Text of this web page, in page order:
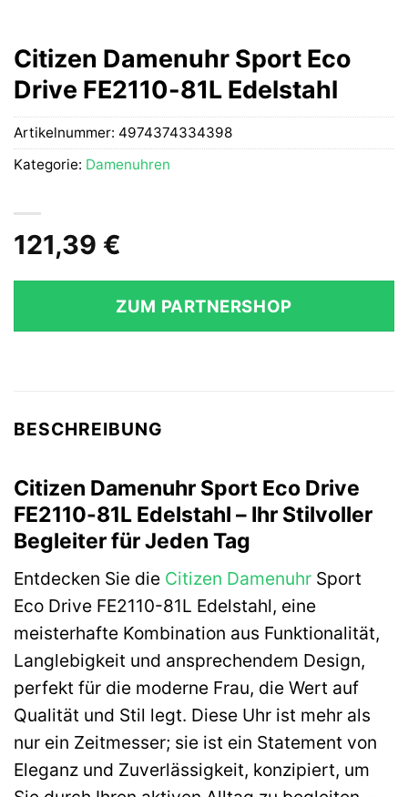
Citizen Damenuhr Sport Eco
Drive FE2110-81L Edelstahl
121,39 €
ZUM PARTNERSHOP
Artikelnummer: 4974374334398
Kategorie: Damenuhren
BESCHREIBUNG
Citizen Damenuhr Sport Eco Drive
FE2110-81L Edelstahl – Ihr Stilvoller
Begleiter für Jeden Tag
Entdecken Sie die Citizen Damenuhr Sport
Eco Drive FE2110-81L Edelstahl, eine
meisterhafte Kombination aus Funktionalität,
Langlebigkeit und ansprechendem Design,
perfekt für die moderne Frau, die Wert auf
Qualität und Stil legt. Diese Uhr ist mehr als
nur ein Zeitmesser; sie ist ein Statement von
Eleganz und Zuverlässigkeit, konzipiert, um